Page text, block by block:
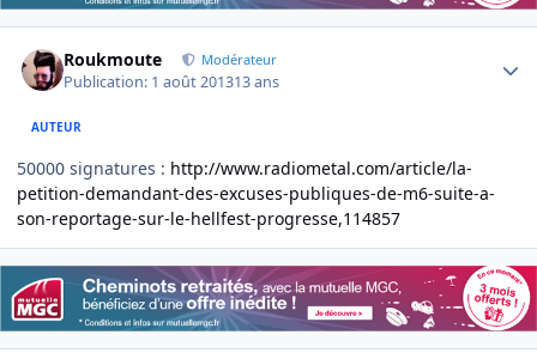
Roukmoute Modérateur
Publication: 1 août 201313 ans
AUTEUR
50000 signatures : http://www.radiometal.com/article/la-
petition-demandant-des-excuses-publiques-de-m6-suite-a-
son-reportage-sur-le-hellfest-progresse,114857